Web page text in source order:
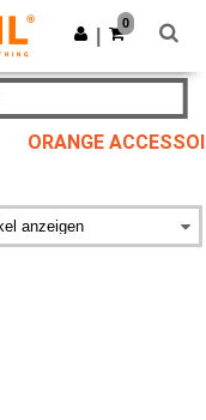
App holen
0
ORANGE